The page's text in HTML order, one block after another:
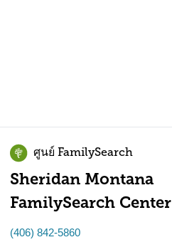
ศูนย์ FamilySearch
Sheridan Montana
FamilySearch Center
(406) 842-5860